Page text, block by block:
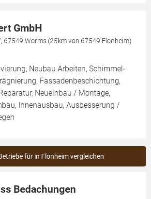
GmbH
67549 Worms (25km von 67549 Flonheim)
Neubau Arbeiten, Schimmel-
Fassadenbeschichtung,
Neueinbau / Montage,
Innenausbau, Ausbesserung /
für in Flonheim vergleichen
Bedachungen